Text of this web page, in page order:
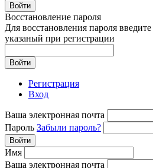
Войти
Восстановление пароля
Для восстановления пароля
указаный при регистрации
Войти
Регистрация
Вход
Ваша электронная почта
Пароль Забыли пароль?
Войти
Имя
Ваша электронная почта